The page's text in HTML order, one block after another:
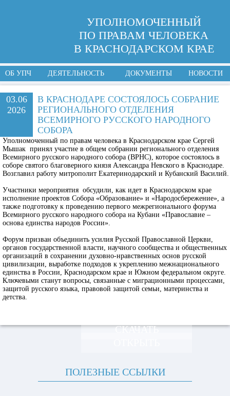
УПОЛНОМОЧЕННЫЙ
ПО ПРАВАМ ЧЕЛОВЕКА
В КРАСНОДАРСКОМ КРАЕ
ОБ УПЧ ДЕЯТЕЛЬНОСТЬ ДОКУМЕНТЫ НОВОСТИ
03.06
2026
В КРАСНОДАРЕ СОСТОЯЛОСЬ СОБРАНИЕ
РЕГИОНАЛЬНОГО ОТДЕЛЕНИЯ
ВСЕМИРНОГО РУССКОГО НАРОДНОГО
СОБОРА
Уполномоченный по правам человека в Краснодарском крае Сергей
Мышак принял участие в общем собрании регионального отделения
Всемирного русского народного собора (ВРНС), которое состоялось в
соборе святого благоверного князя Александра Невского в Краснодаре.
Возглавил работу митрополит Екатеринодарский и Кубанский Василий.
Участники мероприятия обсудили, как идет в Краснодарском крае
исполнение проектов Собора «Образование» и «Народосбережение», а
также подготовку к проведению первого межрегионального форума
Всемирного русского народного собора на Кубани «Православие –
основа единства народов России».
Форум призван объединить усилия Русской Православной Церкви,
органов государственной власти, научного сообщества и общественных
организаций в сохранении духовно-нравственных основ русской
цивилизации, выработке подходов к укреплению межнационального
единства в России, Краснодарском крае и Южном федеральном округе.
Ключевыми станут вопросы, связанные с миграционными процессами,
защитой русского языка, правовой защитой семьи, материнства и
детства.
СКАЧАТЬ
ПОЛЕЗНЫЕ ССЫЛКИ